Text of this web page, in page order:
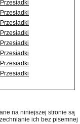
Przesiadki
Przesiadki
Przesiadki
Przesiadki
Przesiadki
Przesiadki
Przesiadki
Przesiadki
na niniejszej stronie są
ich bez pisemnej